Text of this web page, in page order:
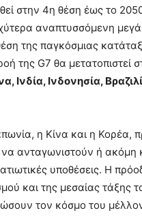
στην 4η θέση έως το
αναπτυσσόμενη
της παγκόσμιας
της G7 θα μετατοπιστεί
Ινδία, Ινδονησία,
η Κίνα και η Κορέα,
να ανταγωνιστούν ή
υποθέσεις. Η
και της μεσαίας τάξης
τον κόσμο του